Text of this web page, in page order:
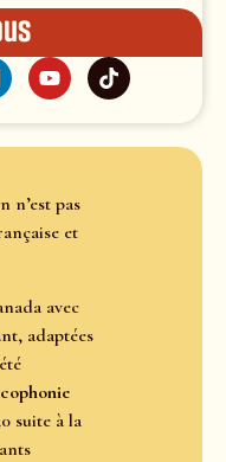
n’est pas
et
avec
adaptées
suite à la